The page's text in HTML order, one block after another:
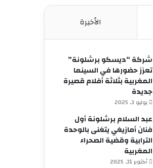
الأخيرة
شركة “ديسكو برشلونة”
تعزز حضورها في السينما
المغربية بثلاثة أفلام قصيرة
جديدة
يوليو 3, 2025
عبد السلام برشلونة أول
فنان أمازيغي يتغنى بالوحدة
الترابية وقضية الصحراء
المغربية
أكتوبر 31, 2025